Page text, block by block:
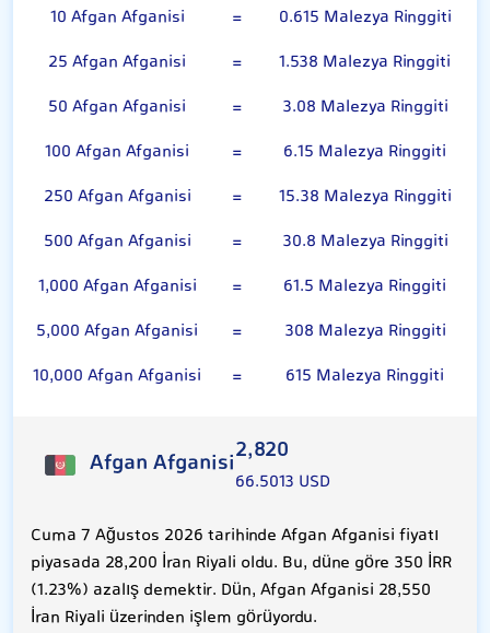
10 Afgan Afganisi =
0.615 Malezya Ringgiti
25 Afgan Afganisi
=
1.538 Malezya Ringgiti
50 Afgan Afganisi
=
3.08 Malezya Ringgiti
100 Afgan Afganisi
=
6.15 Malezya Ringgiti
250 Afgan Afganisi
=
15.38 Malezya Ringgiti
500 Afgan Afganisi
=
30.8 Malezya Ringgiti
1,000 Afgan Afganisi
=
61.5 Malezya Ringgiti
5,000 Afgan Afganisi
=
308 Malezya Ringgiti
10,000 Afgan Afganisi
= 615 Malezya Ringgiti
Afgan Afganisi2,820
66.5013 USD
Cuma 7 Ağustos 2026 tarihinde Afgan Afganisi fiyatı
piyasada 28,200 İran Riyali oldu. Bu, düne göre 350 İRR
(1.23%) azalış demektir. Dün, Afgan Afganisi 28,550
İran Riyali üzerinden işlem görüyordu.